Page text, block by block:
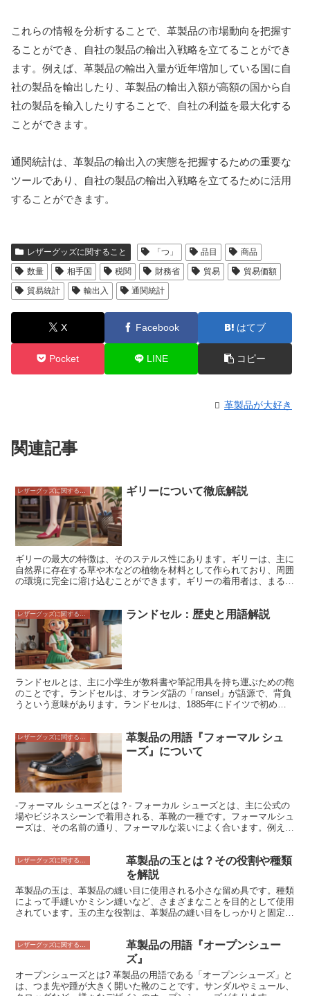
これらの情報を分析することで、革製品の市場動向を把握す
ることができ、自社の製品の輸出入戦略を立てることができ
ます。例えば、革製品の輸出入量が近年増加している国に自
社の製品を輸出したり、革製品の輸出入額が高額の国から自
社の製品を輸入したりすることで、自社の利益を最大化する
ことができます。
通関統計は、革製品の輸出入の実態を把握するための重要な
ツールであり、自社の製品の輸出入戦略を立てるために活用
することができます。
レザーグッズに関すること 「つ」 品目
商品
数量
相手国 税関 財務省 貿易
貿易価額
貿易統計
輸出入 通関統計
X Facebook はてブ
Pocket LINE コピー
革製品が大好き
関連記事
ギリーについて徹底解説
ギリーの最大の特徴は、そのステルス性にあります。ギリーは、主に
自然界に存在する草や木などの植物を材料として作られており、周囲
の環境に完全に溶け込むことができます。ギリーの着用者は、まるで
猟では、獲物に気付かれないようにするためにギリーを着用して、獲
物に近づいていきます。軍事では、敵に気付かれないようにするため
にギリーを着用して、敵地に潜入したり、待ち伏せしたりします。
ギリーは、主に草や木などの自然素材で作られているため、軽量で動
きやすいという特徴もあります。長時間の潜伏や移動でも、疲れを感
じにくいため、狩猟や軍事において非常に有効な装備と言えます。
ギリーは、主に狩猟や軍事目的で使用されますが、近年では、サバイ
バルゲームやコスプレなど、さまざまな目的で使用されるようになっ
ています。そのステルス性や軽量さ、動きやすさが評価されており、
ランドセル：歴史と用語解説
ランドセルとは、主に小学生が教科書や筆記用具を持ち運ぶための鞄
のことです。ランドセルは、オランダ語の「ransel」が語源で、背負
うという意味があります。ランドセルは、1885年にドイツで初めて
で、硬い作りになっています。これは、教科書や筆記用具を保護する
ためです。また、ランドセルには、反射材や防犯ブザーなどの安全対
策が施されていることが多いです。ランドセルは、小学生にとって、
なくてはならないアイテムです。
革製品の用語『フォーマル シュ
ーズ』について
-フォーマル シューズとは？- フォーカル シューズとは、主に公式の
場やビジネスシーンで着用される、革靴の一種です。フォーマルシュ
ーズは、その名前の通り、フォーマルな装いによく合います。例え
ル シューズは、革靴の中でも、アッパーの革が上質な素材で作られ
ていることが多く、丁寧な作りが特徴です。また、フォーマル シュ
ーズは、耐久性にも優れており、長く愛用することができます。
革製品の玉とは？その役割や種類
を解説
革製品の玉は、革製品の縫い目に使用される小さな留め具です。種類
によって手縫いかミシン縫いなど、さまざまなことを目的として使用
されています。玉の主な役割は、革製品の縫い目をしっかりと固定
には、様々な種類があり、それぞれに特徴があります。球形、半球
形、円柱形、立方体など、さまざまな形の玉があります。また、金属
製の玉、プラスチック製の玉、木製玉などの素材もさまざまです。玉
のサイズも、革製品の縫い目に合わせてさまざまです。
レザーグッズに関すること
革製品の用語『オープンシュー
ズ』
オープンシューズとは? 革製品の用語である「オープンシューズ」と
は、つま先や踵が大きく開いた靴のことです。サンダルやミュール、